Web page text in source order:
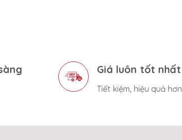
Giá luôn tốt nhất
Tiết kiệm, hiệu quả hơn